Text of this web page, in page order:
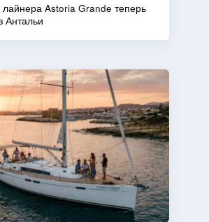
лайнера Astoria Grande теперь
Антальи